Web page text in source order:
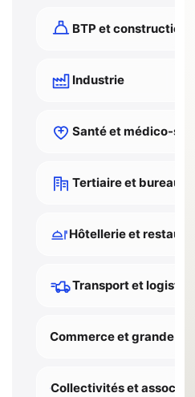
BTP et construction
Industrie
Santé et médico-
Tertiaire et bureaux
Hôtellerie et
Transport et
Commerce et grande
Collectivités et